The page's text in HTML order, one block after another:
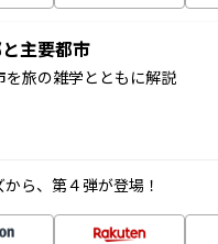
主要都市
を旅の雑学とともに解説
ら、第４弾が登場！